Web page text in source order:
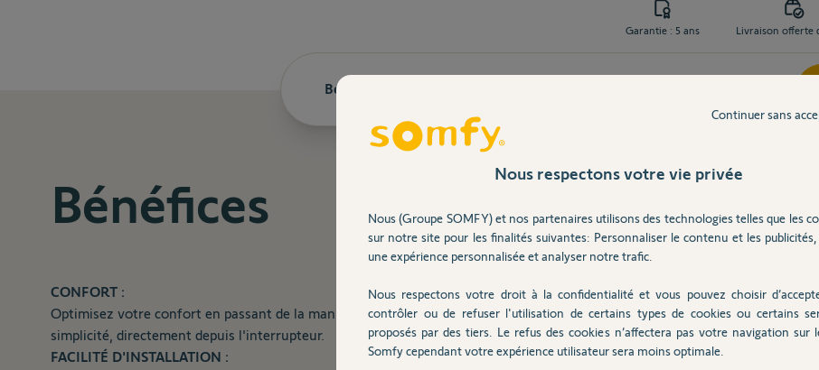
Garantie : 5 ans Livraison offerte
Bénéfices
Bénéfices
CONFORT :
Optimisez votre confort en passant de la manipulation manuelle de volets roulants à l' automatisation . Contrôlez
simplicité, directement depuis l'interrupteur.
FACILITÉ D'INSTALLATION :
Nous respectons votre vie privée
Nous (Groupe SOMFY) et nos partenaires utilisons des technologies telles que les
sur notre site pour les finalités suivantes: Personnaliser le contenu et les
une expérience personnalisée et analyser notre trafic.
Nous respectons votre droit à la confidentialité et vous pouvez choisir
contrôler ou de refuser l'utilisation de certains types de cookies ou certains
proposés par des tiers. Le refus des cookies n’affectera pas votre navigation sur
Somfy cependant votre expérience utilisateur sera moins optimale.
Continuer sans